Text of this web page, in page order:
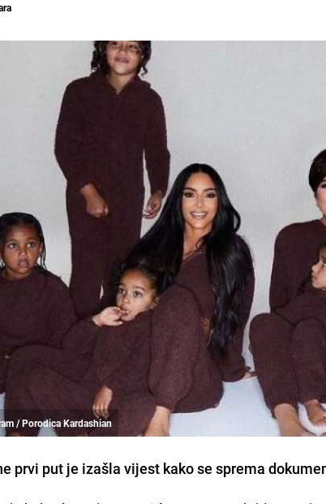
/ Porodica Kardashian
prvi put je izašla vijest kako se sprema